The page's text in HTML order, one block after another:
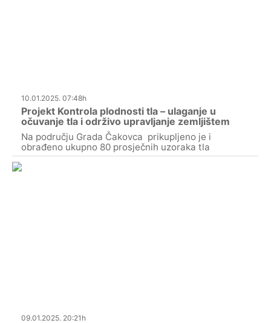
10.01.2025. 07:48h
Projekt Kontrola plodnosti tla – ulaganje u
očuvanje tla i održivo upravljanje zemljištem
Na području Grada Čakovca prikupljeno je i
obrađeno ukupno 80 prosječnih uzoraka tla
09.01.2025. 20:21h